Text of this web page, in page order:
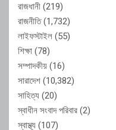
রাজধানী (219)
রাজনীতি(1,732)
লাইফস্টাইল (55)
শিক্ষা (78)
সম্পাদকীয় (16)
সারাদেশ (10,382)
সাহিত্য (20)
স্বাধীন সংবাদ পরিবার (2)
স্বাস্থ্য (107)